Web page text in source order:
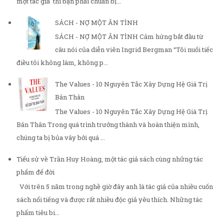
SÁCH - NỢ MỘT ÂN TÌNH
SÁCH - NỢ MỘT ÂN TÌNH Cảm hứng bắt đầu từ
câu nói của diễn viên Ingrid Bergman “Tôi nuối tiếc
điều tôi không làm, không p...
The Values - 10 Nguyên Tắc Xây Dựng Hệ Giá Trị
Bản Thân
The Values - 10 Nguyên Tắc Xây Dựng Hệ Giá Trị
Bản Thân Trong quá trình trưởng thành và hoàn thiện mình,
chúng ta bị bủa vây bởi quá ...
Tiểu sử về Trần Huy Hoàng, một tác giả sách cùng những tác
phẩm để đời
Với trên 5 năm trong nghề giờ đây anh là tác giả của nhiều cuốn
sách nổi tiếng và được rất nhiều độc giả yêu thích. Những tác
phẩm tiêu bi...